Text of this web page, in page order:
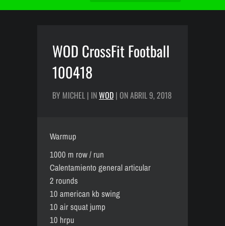
WOD CrossFit Football
100418
BY MICHEL | INWOD | ON ABRIL 9, 2018
Warmup
1000 m row / run
Calentamiento general articular
2 rounds
10 american kb swing
10 air squat jump
10 hrpu